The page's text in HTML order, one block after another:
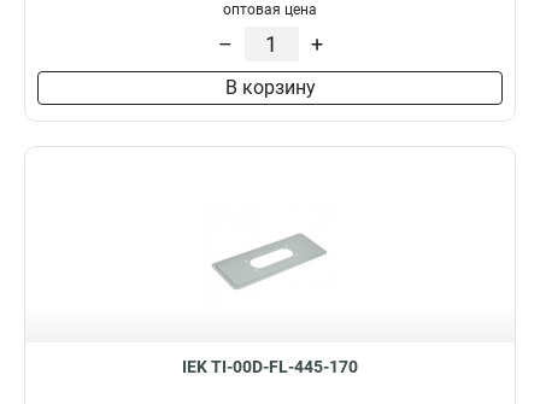
оптовая цена
– +
В корзину
IEK TI-00D-FL-445-170